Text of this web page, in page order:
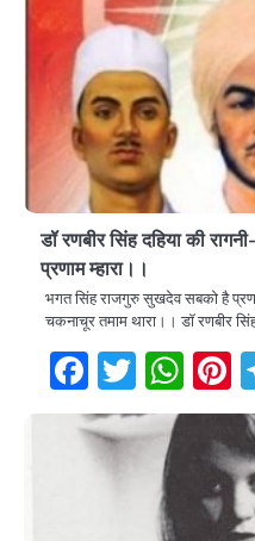
डॉ रणबीर सिंह दहिया की
प्रणाम म्हारा।।
भगत सिंह राजगुरु सुखदेव सबको है
चकनाचूर तमाम थारा।। डॉ रणबीर
Facebook